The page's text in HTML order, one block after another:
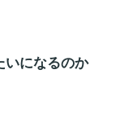
いになるのか